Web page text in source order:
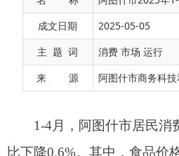
成文日期
2025-05-05
主 题 词
消费 市场 运行
来 源
阿图什市商务科
1-4月，阿图什市居民消费价
比下降0.6%。其中，食品价格下降
格上涨0.3%；服务项目价格指数上